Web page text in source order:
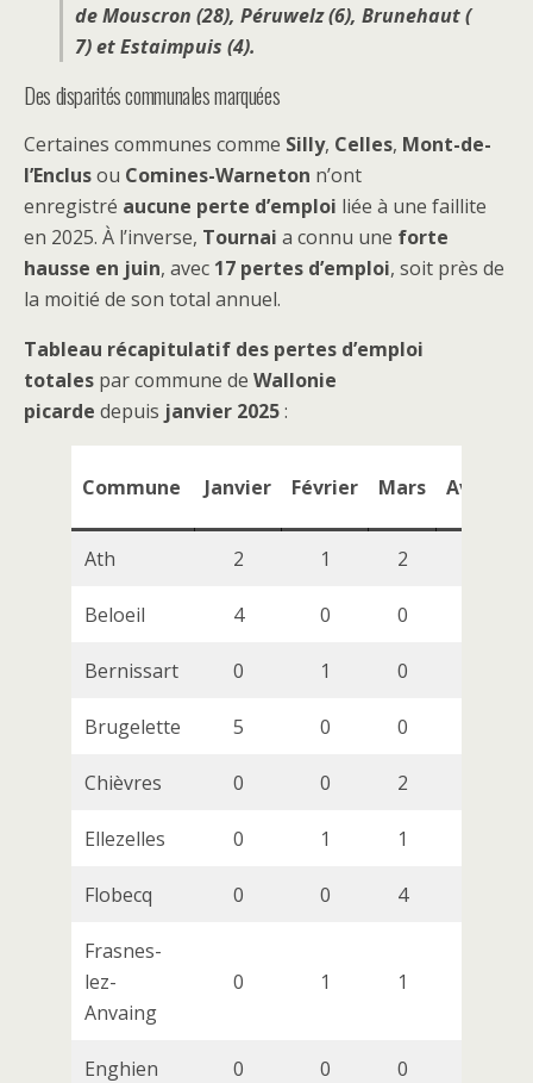
de Mouscron (28), Péruwelz (6), Brunehaut (
7) et Estaimpuis (4).
Des disparités communales marquées
Certaines communes comme Silly, Celles, Mont-de-
l’Enclusou Comines-Warneton n’ont
enregistré aucune perte d’emploi liée à une faillite
en 2025. À l’inverse, Tournai a connu une forte
hausse en juin, avec 17 pertes d’emploi, soit près de
la moitié de son total annuel.
Tableau récapitulatif des pertes d’emploi
totales par commune de Wallonie
picarde depuis janvier 2025:
Commune Janvier Février Mars Avril
Ath 2 1 2
Beloeil 4 0 0
Bernissart 0 1 0
Brugelette 5 0 0
Chièvres 0 0 2
Ellezelles 0 1 1
Flobecq 0 0 4
Frasnes-
lez-
Anvaing
0 1 1
Enghien 0 0 0